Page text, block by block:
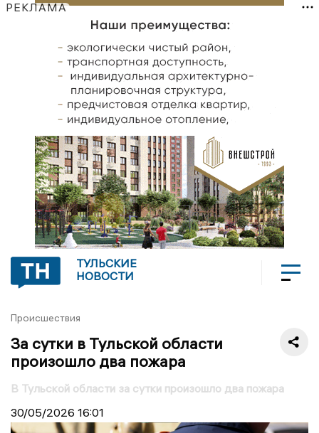
РЕКЛАМА
ТУЛЬСКИЕ
НОВОСТИ
Происшествия
За сутки в Тульской области
произошло два пожара
В Тульской области за сутки произошло два пожара
30/05/2026 16:01